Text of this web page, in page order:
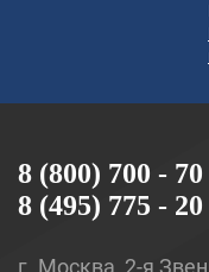
8 (800) 700 - 70
8 (495) 775 -
г. Москва, 2-я